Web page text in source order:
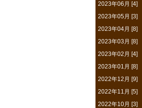
2023年06月 [4]
2023年05月 [3]
2023年04月 [8]
2023年03月 [8]
2023年02月 [4]
2023年01月 [8]
2022年12月 [9]
2022年11月 [5]
2022年10月 [3]